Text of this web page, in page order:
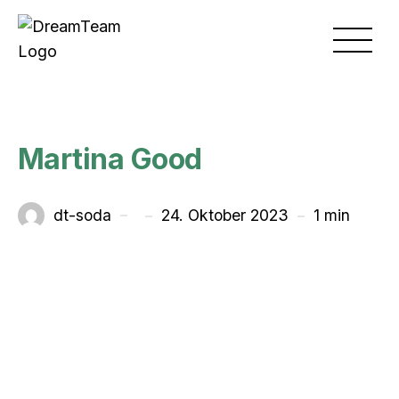
Skip to main content
Martina Good
Von
dt-soda unter24. Oktober 2023 1 min